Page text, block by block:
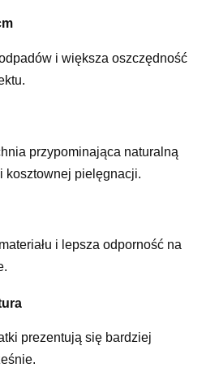
i większa oszczędność
przypominająca naturalną
kosztownej pielęgnacji.
i lepsza odporność na
prezentują się bardziej